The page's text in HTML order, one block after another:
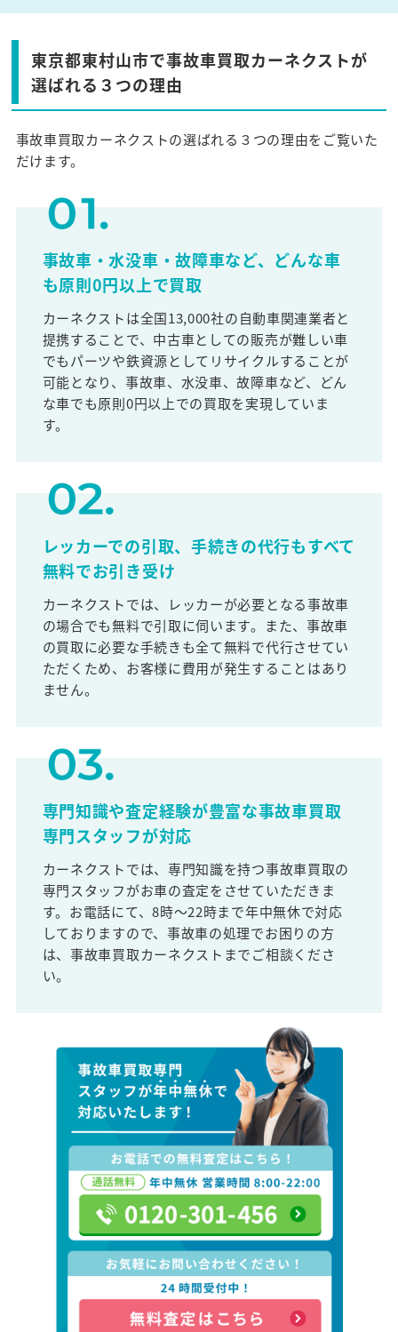
東京都東村山市で事故車買取カーネクストが
選ばれる３つの理由
事故車買取カーネクストの選ばれる３つの理由をご覧いた
だけます。
事故車・水没車・故障車など、どんな車
も原則0円以上で買取
カーネクストは全国13,000社の自動車関連業者と
提携することで、中古車としての販売が難しい車
でもパーツや鉄資源としてリサイクルすることが
可能となり、事故車、水没車、故障車など、どん
な車でも原則0円以上での買取を実現していま
す。
レッカーでの引取、手続きの代行もすべて
無料でお引き受け
カーネクストでは、レッカーが必要となる事故車
の場合でも無料で引取に伺います。また、事故車
の買取に必要な手続きも全て無料で代行させてい
ただくため、お客様に費用が発生することはあり
ません。
専門知識や査定経験が豊富な事故車買取
専門スタッフが対応
カーネクストでは、専門知識を持つ事故車買取の
専門スタッフがお車の査定をさせていただきま
す。お電話にて、8時～22時まで年中無休で対応
しておりますので、事故車の処理でお困りの方
は、事故車買取カーネクストまでご相談くださ
い。